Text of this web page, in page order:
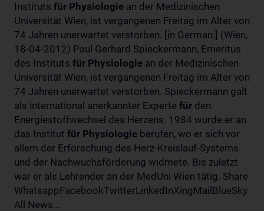
Instituts für Physiologie an der Medizinischen
Universität Wien, ist vergangenen Freitag im Alter von
74 Jahren unerwartet verstorben. [in German:] (Wien,
18-04-2012) Paul Gerhard Spieckermann, Emeritus
des Instituts für Physiologie an der Medizinischen
Universität Wien, ist vergangenen Freitag im Alter von
74 Jahren unerwartet verstorben. Spieckermann galt
als international anerkannter Experte für den
Energiestoffwechsel des Herzens. 1984 wurde er an
das Institut für Physiologie berufen, wo er sich vor
allem der Erforschung des Herz-Kreislauf-Systems
und der Nachwuchsförderung widmete. Bis zuletzt
war er als Lehrender an der MedUni Wien tätig. Share
WhatsappFacebookTwitterLinkedInXingMailBlueSky
All News...